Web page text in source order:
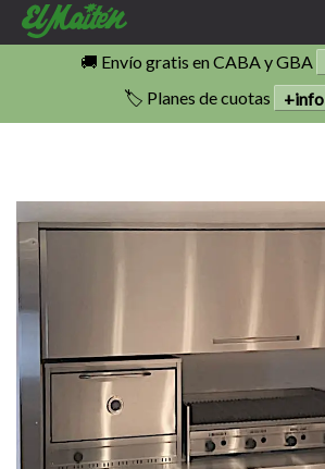
🚚 Envío gratis en CABA y GBA
🏷️ Planes de cuotas
+info